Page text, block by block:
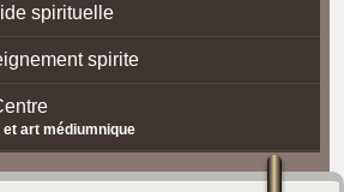
spirituelle
spirite
art médiumnique